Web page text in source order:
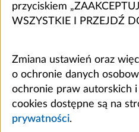
przyciskiem „ZAAKCEPTUJ
WSZYSTKIE I PRZEJDŹ
Zmiana ustawień oraz
o ochronie danych
ochronie praw autorskich i
cookies dostępne są na
prywatności.